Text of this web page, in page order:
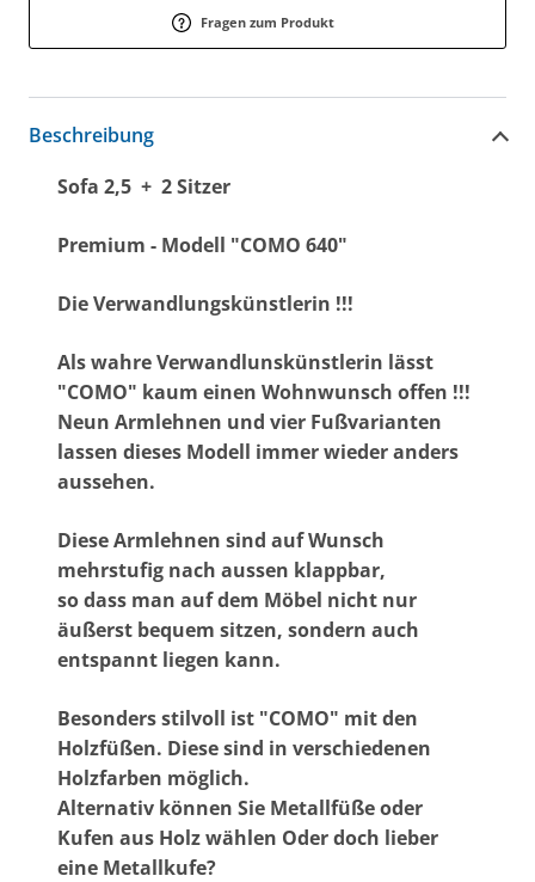
Fragen zum Produkt
Beschreibung
Sofa 2,5 + 2 Sitzer
Premium - Modell "COMO 640"
Die Verwandlungskünstlerin !!!
Als wahre Verwandlunskünstlerin lässt
"COMO" kaum einen Wohnwunsch offen !!!
Neun Armlehnen und vier Fußvarianten
lassen dieses Modell immer wieder anders
aussehen.
Diese Armlehnen sind auf Wunsch
mehrstufig nach aussen klappbar,
so dass man auf dem Möbel nicht nur
äußerst bequem sitzen, sondern auch
entspannt liegen kann.
Besonders stilvoll ist "COMO" mit den
Holzfüßen. Diese sind in verschiedenen
Holzfarben möglich.
Alternativ können Sie Metallfüße oder
Kufen aus Holz wählen Oder doch lieber
eine Metallkufe?